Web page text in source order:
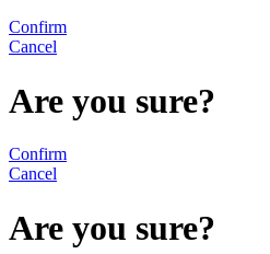
Confirm
Cancel
Are you sure?
Confirm
Cancel
Are you sure?